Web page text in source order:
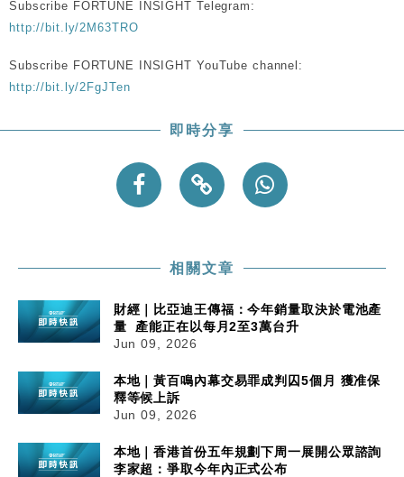
Subscribe FORTUNE INSIGHT Telegram:
http://bit.ly/2M63TRO
Subscribe FORTUNE INSIGHT YouTube channel:
http://bit.ly/2FgJTen
即時分享
相關文章
財經｜比亞迪王傳福：今年銷量取決於電池產
量 產能正在以每月2至3萬台升
Jun 09, 2026
本地｜黃百鳴內幕交易罪成判囚5個月 獲准保
釋等候上訴
Jun 09, 2026
本地｜香港首份五年規劃下周一展開公眾諮詢
李家超：爭取今年內正式公布